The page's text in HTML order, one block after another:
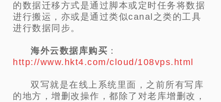
的数据迁移方式是通过脚本或定时任务将数据
进行搬运，亦或是通过类似canal之类的工具
进行数据同步。
海外云数据库购买 ：
http://www.hkt4.com/cloud/108vps.html
双写就是在线上系统里面，之前所有写库
的地方，增删改操作，都除了对老库增删改，